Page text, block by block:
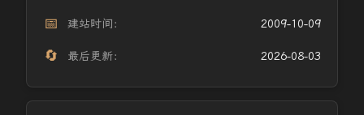
📅 建站时间： 2009-10-09
🔄 最后更新： 2026-08-03